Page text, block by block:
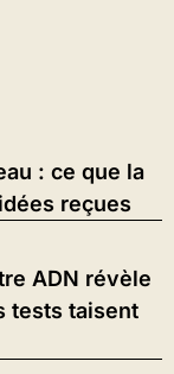
: ce que la
reçues
ADN révèle
tests taisent